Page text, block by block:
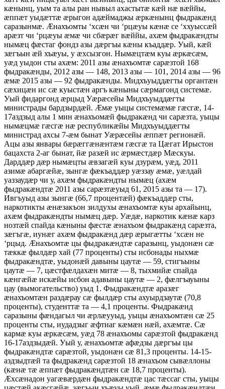
кæнынц, уым та алы ран нывыл ахастытæ кæй нæ вæййы,
æппæт уыдæттæ æрыгон адæймаджы æркæнынц фыдракæнд
саразынмæ. Æнахъомты ‘хсæн чи ‘рцæуы кæнæ се ‘ххуыссæй
арæзт чи ‘рцæуы æмæ чи сбæрæг вæййы, ахæм фыдракæндты
нымæц фæстаг фондз азы дæргъы кæны къаддæр. Уый, кæй
зæгъын æй хъæуы, у æхсызгон. Нымæцтæм куы æркæсæм,
уæд уыдон сты ахæм: 2011 азы æнахъомтæ сарæзтой 168
фыдракæнды, 2012 азы — 148, 2013 азы — 101, 2014 азы — 96
æмæ 2015 азы — 92 фыдракæнды. Мидхъуыддæгты органтæн
сæхицæн ис сæ куыстæн аргъ кæныны сæрмагонд системæ.
Уый фидаргонд æрцыд Уæрæсейы Мидхъуыддæгты
министрады бардзырдæй. Æмæ уыцы системæмæ гæсгæ, 14-
17аздзыд алы 1 мин æнахъомæй фыдракæнд чи сарæзта, уыцы
нымæцмæ гæсгæ нæ республикæйы Мидхъуыддæгты
министрад ахсы 7-æм бынат Уæрæсейы æппæт регионæй.
Ацы азы январы бæрæггæнæнтæм гæсгæ та Цæгат Ирыстон
бацахста 2-аг бынат, йæ разæй ис æрмæстдæр Мæскуы.
Дарддæр дæр нымæцты æвзагæй куы дзурæм, уæд, 2011
азимæ абаргæйæ, зынгæ фæкъаддæр уæззау æмæ, уæлдай
уаззаудæр чи у, ахæм фыдракæндты нымæц (ахæм
фыдракæндтæ 2011 азы сарæзтæуыд 61, 2015 азы та — 17).
Ивгъуыд азы зынгæ (66,7 процентæй) фæкъаддæр сты,
наркотикты æнæзакъон зилдухы æнахъомтæ куы архайынц,
ахæм фыдракæндты нымæц дæр. Уæдæ, наркотик кæнæ карз
нозтæй спайда кæныны фæстæ æнахъом фыдракæнд сарæзта,
зæгъгæ, иунæг ахæм фыдракæнд дæр æрыгæтты ‘хсæн не
‘рцыд. Æнахъомтæ цы фыдракæндтæ саразынц, уыдонæн сæ
тæккæ фылдæр хай (77 проценты) сты исбонады ныхмæ
фыдракæндтæ, уыдонæй давыны цаутæ — 59, стигъыны
цаутæ — 7, цæстфæлдахæн митæ — 8, тыхмийæ спайда
кæнгæйæ искæйы исбон адавыны цаутæ — 2, фæлгъауыны
цау (вымогательство) уыд 1. Фыдракæндтæ аразæг
æнахъомтæн раздæрау сæ фылдæр сты ахуырдзаутæ (70,8
проценты), студенттæ та — 4,1 проценты. Фыдракæнд
саразыны фæндагыл чи æрлæууыд, уыцы æнахъомтæн сæ 25
проценты сты, иудадзыг æфтиаг кæмæн нæй, ахæмтæ. Сæ
кармæ куы æркæсæм, уæд 78 æнахъомы сарæзтой фыдракæнд
16-17аздзыдæй. Уый у, æнахъомтæ афæдзы дæргъы цы
фыдракæндтæ сарæзтой, уыдонæн сæ 81,3 проценты. 14-15-
аздзыдтæй та фыдракæнд сарæзтой 18 æнахъом сывæллоны
(кæнæ тæ æппæт фыдракæндтæн сæ 18,7 проценты).
Æхсæнадон уагæвæрдæн фыдракæндтæ цас тæссаг сты, уыцы